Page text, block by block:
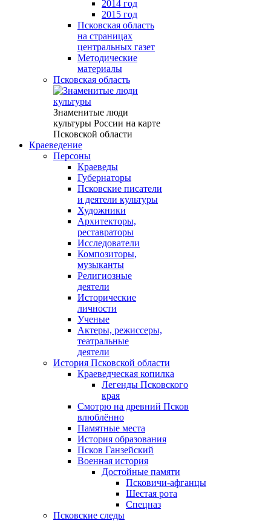
2014 год
2015 год
Псковская область
на страницах
центральных газет
Методические
материалы
Псковская область
Знаменитые люди
культуры России на карте
Псковской области
Краеведение
Персоны
Краеведы
Губернаторы
Псковские писатели
и деятели культуры
Художники
Архитекторы,
реставраторы
Исследователи
Композиторы,
музыканты
Религиозные
деятели
Исторические
личности
Ученые
Актеры, режиссеры,
театральные
деятели
История Псковской области
Краеведческая копилка
Легенды Псковского
края
Смотрю на древний Псков
влюблённо
Памятные места
История образования
Псков Ганзейский
Военная история
Достойные памяти
Псковичи-афганцы
Шестая рота
Спецназ
Псковские следы